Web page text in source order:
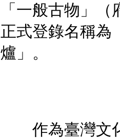
「一般古物」
正式登錄名稱為
爐」。
作為臺灣文化